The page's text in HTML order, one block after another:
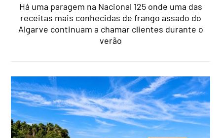
Há uma paragem na Nacional 125 onde uma das
receitas mais conhecidas de frango assado do
Algarve continuam a chamar clientes durante o
verão